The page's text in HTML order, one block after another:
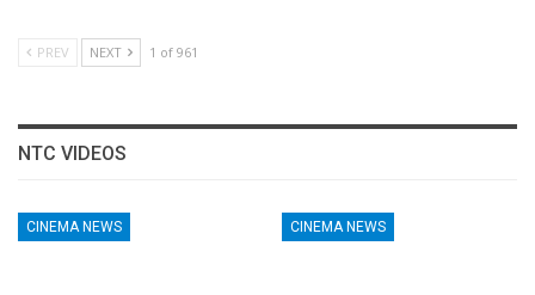
PREV NEXT 1 of 961
NTC VIDEOS
CINEMA NEWS CINEMA NEWS